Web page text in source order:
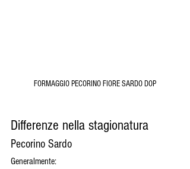
FORMAGGIO PECORINO FIORE SARDO DOP
Differenze nella stagionatura
Pecorino Sardo
Generalmente: